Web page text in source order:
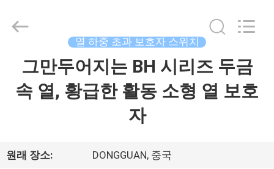
소
2026
Rights
열 하중 초과 보호자 스위치
그만두어지는 BH 시리즈 두금
속 열, 황급한 활동 소형 열 보호
자
원래 장소: DONGGUAN, 중국